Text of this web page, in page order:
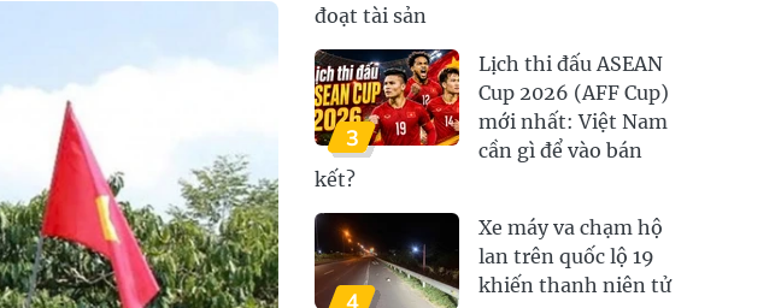
đoạt tài sản
3
Lịch thi đấu ASEAN
Cup 2026 (AFF Cup)
mới nhất: Việt Nam
cần gì để vào bán
kết?
4
Xe máy va chạm hộ
lan trên quốc lộ 19
khiến thanh niên tử